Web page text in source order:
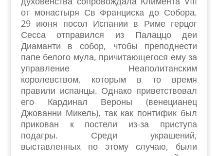
от монастыря Св Франциска до Собора.
29 июня посол Испании в Риме герцог
Сесса отправился из Палаццо деи
Диаманти в собор, чтобы преподнести
папе белого мула, причитающегося ему за
управление Неаполитанским
королевством, которым в то время
правили испанцы. Однако приветствовал
его Кардинал Вероны (венецианец
Джованни Микель), так как понтифик был
прикован к постели из-за приступа
подагры. Среди украшений,
выставленных по этому случаю, были